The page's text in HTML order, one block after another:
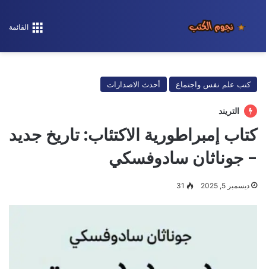
القائمة
كتب علم نفس واجتماع أحدث الاصدارات
التريند
كتاب إمبراطورية الاكتئاب: تاريخ جديد
- جوناثان سادوفسكي
ديسمبر 5, 2025 31